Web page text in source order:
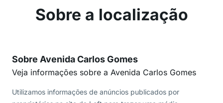
Sobre a localização
Sobre Avenida Carlos Gomes
Veja informações sobre a Avenida Carlos Gomes
Utilizamos informações de anúncios publicados por